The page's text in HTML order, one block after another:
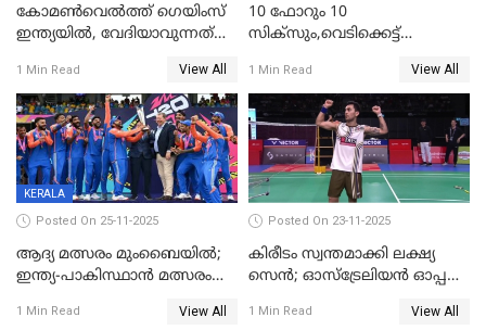
കോമൺവെൽത്ത് ഗെയിംസ്
ഇന്ത്യയിൽ, വേദിയാവുന്നത്
1 Min Read View All
10 ഫോറും 10
സിക്‌സും,വെടിക്കെട്ട്
അര്‍ധ സെഞ്ചുറിയുമായി
സഞ്ജു; ഒഡിഷയെ 10
വിക്കറ്റിന് തകര്‍ത്ത് കേരളം
1 Min Read View All
KERALA
Posted On 25-11-2025
ആദ്യ മത്സരം മുംബൈയിൽ;
ഇന്ത്യ-പാകിസ്ഥാൻ മത്സരം
ലോകകപ്പിന്‍റെ മത്സരക്രമം
1 Min Read View All
Posted On 23-11-2025
കിരീടം സ്വന്തമാക്കി ലക്ഷ്യ
സെന്‍; ഓസ്ട്രേലിയന്‍ ഓപ്പണ്‍
1 Min Read View All